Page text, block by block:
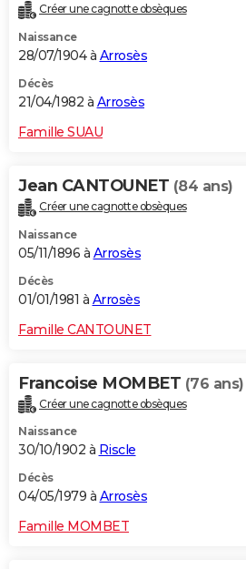
Créer une cagnotte obsèques
Naissance
28/07/1904 à Arrosès
Décès
21/04/1982 à Arrosès
Famille SUAU
Jean CANTOUNET (84 ans)
Créer une cagnotte obsèques
Naissance
05/11/1896 à Arrosès
Décès
01/01/1981 à Arrosès
Famille CANTOUNET
Francoise MOMBET (76 ans)
Créer une cagnotte obsèques
Naissance
30/10/1902 à Riscle
Décès
04/05/1979 à Arrosès
Famille MOMBET